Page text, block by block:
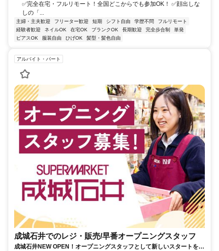
✅完全在宅・フルリモート！全国どこからでも参加OK！ ✅顔出しな
しの「...
主婦・主夫歓迎 フリーター歓迎 短期 シフト自由 学歴不問
フルリモート
経験者歓迎
ネイルOK 在宅OK ブランクOK 長期歓迎 完全歩合制
単発
ピアスOK
服装自由 ひげOK 髪型・髪色自由
アルバイト・パート
成城石井でのレジ・販売/早番オープニングスタッフ
成城石井NEW OPEN！オープニングスタッフとして新しいスタートを♪